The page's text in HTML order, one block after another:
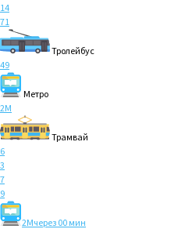
14
71
Тролейбус
49
Метро
2M
Трамвай
6
3
7
9
2Mчерез 00 мин